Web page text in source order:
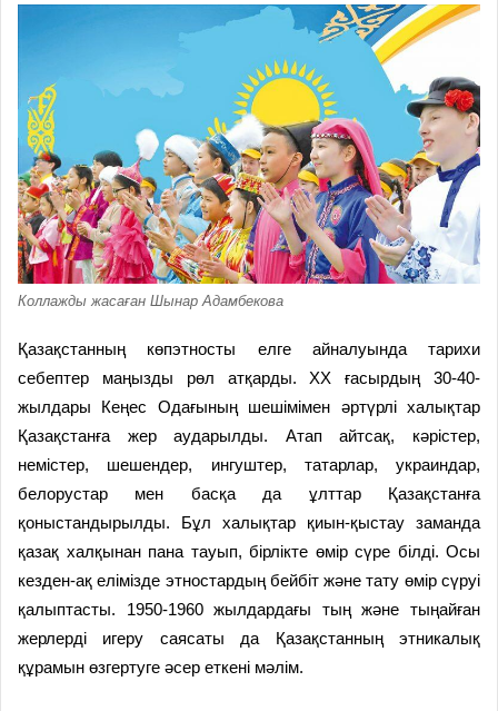
Коллажды жасаған Шынар Адамбекова
Қазақстанның көпэтносты елге айналуында тарихи
себептер маңызды рөл атқарды. ХХ ғасырдың 30-40-
жылдары Кеңес Одағының шешімімен әртүрлі халықтар
Қазақстанға жер аударылды. Атап айтсақ, кәрістер,
немістер, шешендер, ингуштер, татарлар, украиндар,
белорустар мен басқа да ұлттар Қазақстанға
қоныстандырылды. Бұл халықтар қиын-қыстау заманда
қазақ халқынан пана тауып, бірлікте өмір сүре білді. Осы
кезден-ақ елімізде этностардың бейбіт және тату өмір сүруі
қалыптасты. 1950-1960 жылдардағы тың және тыңайған
жерлерді игеру саясаты да Қазақстанның этникалық
құрамын өзгертуге әсер еткені мәлім.